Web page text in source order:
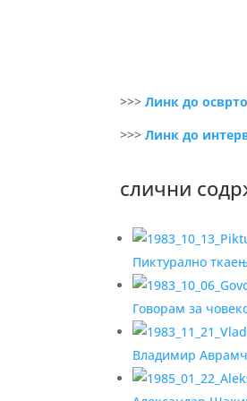
>>>Линк до
>>>Линк до
слични
Пиктурално
Говорам за
Владимир